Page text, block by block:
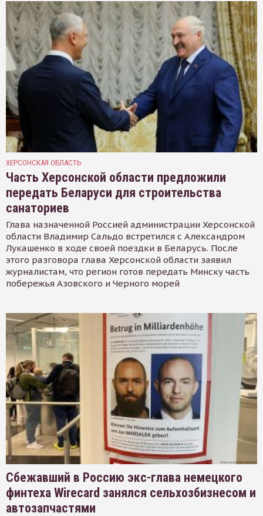
ХЕРСОНСКАЯ ОБЛАСТЬ
Часть Херсонской области предложили
передать Беларуси для строительства
санаториев
Глава назначенной Россией администрации Херсонской
области Владимир Сальдо встретился с Александром
Лукашенко в ходе своей поездки в Беларусь. После
этого разговора глава Херсонской области заявил
журналистам, что регион готов передать Минску часть
побережья Азовского и Черного морей
Сбежавший в Россию экс-глава немецкого
финтеха Wirecard занялся сельхозбизнесом и
автозапчастями